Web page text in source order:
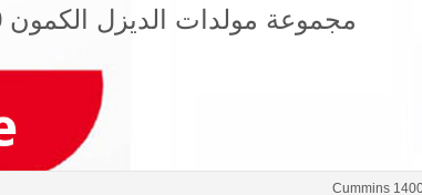
مجموعة مولدات الديزل الكمون 1400 كيلو فولت أمبير